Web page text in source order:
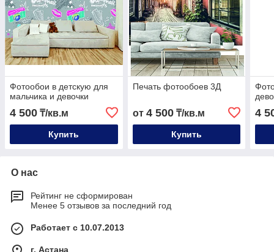
Фотообои в детскую для
мальчика и девочки
4 500 ₸/кв.м
Купить
Печать фотообоев 3Д
от 4 500₸/кв.м
Купить
4
О нас
Рейтинг не сформирован
Менее 5 отзывов за последний год
Работает с 10.07.2013
г. Астана